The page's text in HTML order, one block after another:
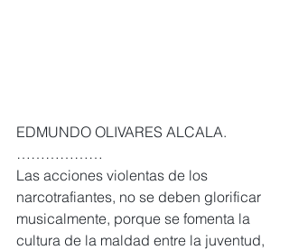
EDMUNDO OLIVARES ALCALA.
………………
Las acciones violentas de los
narcotrafiantes, no se deben glorificar
musicalmente, porque se fomenta la
cultura de la maldad entre la juventud,